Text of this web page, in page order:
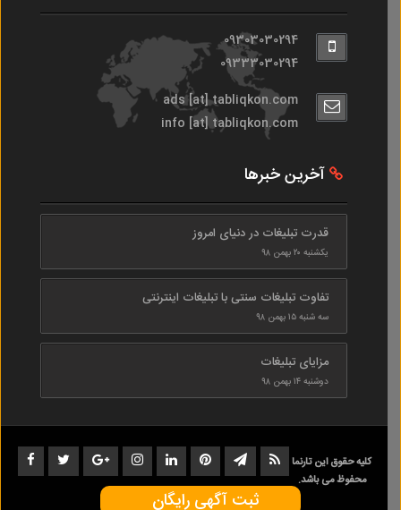
09303030294
09333030294
ads [at] tabliqkon.com
info [at] tabliqkon.com
آخرین خبرها
قدرت تبلیغات در دنیای امروز
یکشنبه ۲۰ بهمن ۹۸
تفاوت تبلیغات سنتی با تبلیغات اینترنتی
سه شنبه ۱۵ بهمن ۹۸
مزایای تبلیغات
دوشنبه ۱۴ بهمن ۹۸
کلیه حقوق این تارنما
محفوظ می باشد.
1402-1398
ثبت آگهی رایگان